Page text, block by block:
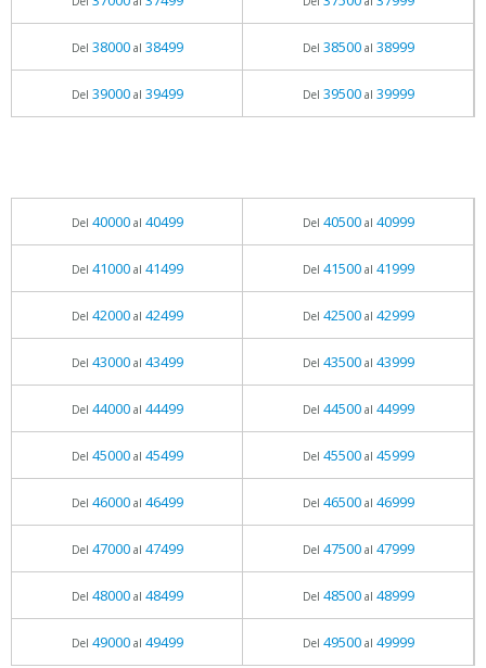
Del 38000al 38499 Del 38500al 38999
Del 39000al 39499 Del 39500al 39999
Del 40000al 40499 Del 40500al 40999
Del 41000al 41499 Del 41500al 41999
Del 42000al 42499 Del 42500al 42999
Del 43000al 43499 Del 43500al 43999
Del 44000al 44499 Del 44500al 44999
Del 45000al 45499 Del 45500al 45999
Del 46000al 46499 Del 46500al 46999
Del 47000al 47499 Del 47500al 47999
Del 48000al 48499 Del 48500al 48999
Del 49000al 49499 Del 49500al 49999